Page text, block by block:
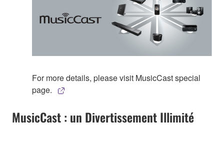
For more details, please visit MusicCast special
page.
MusicCast : un Divertissement Illimité